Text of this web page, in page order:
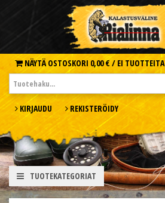
NÄYTÄ OSTOSKORI 0,00 € / EI TUOTTEITA
KIRJAUDU REKISTERÖIDY
TUOTEKATEGORIAT